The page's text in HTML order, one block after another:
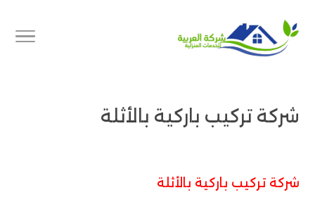
شركة تركيب باركية بالأثلة
شركة تركيب باركية بالأثلة